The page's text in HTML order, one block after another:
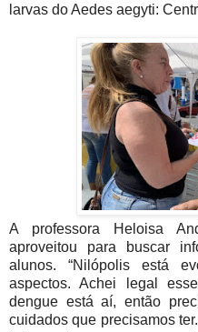
larvas do Aedes aegyti:
A professora Heloisa
aproveitou para buscar
alunos. “Nilópolis está
aspectos. Achei legal
dengue está aí, então
cuidados que precisamos